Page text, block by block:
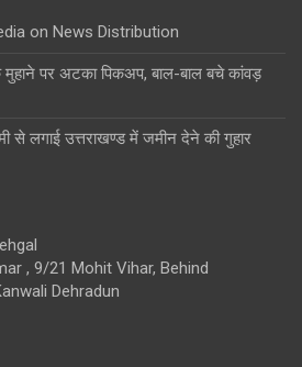
on News Distribution
मुहाने पर अटका पिकअप, बाल-बाल बचे कांवड़
लगाई उत्तराखण्ड में जमीन देने की गुहार
, 9/21 Mohit Vihar, Behind
Dehradun